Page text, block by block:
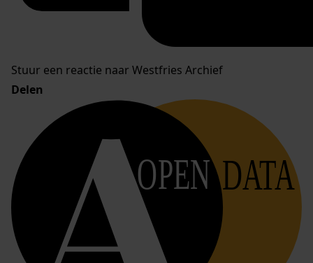
Stuur een reactie naar Westfries Archief
Delen
OPEN DATA